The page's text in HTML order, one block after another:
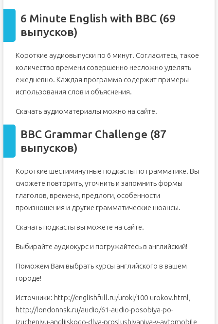
6 Minute English with BBC (69
выпусков)
Короткие аудиовыпуски по 6 минут. Согласитесь, такое
количество времени совершенно несложно уделять
ежедневно. Каждая программа содержит примеры
использования слов и объяснения.
Скачать аудиоматериалы можно на сайте.
BBC Grammar Challenge (87
выпусков)
Короткие шестиминутные подкасты по грамматике. Вы
сможете повторить, уточнить и запомнить формы
глаголов, времена, предлоги, особенности
произношения и другие грамматические нюансы.
Скачать подкасты вы можете на сайте.
Выбирайте аудиокурс и погружайтесь в английский!
Поможем Вам выбрать курсы английского в вашем
городе!
Источники: http://englishfull.ru/uroki/100-urokov.html,
http://londonnsk.ru/audio/61-audio-posobiya-po-
izucheniyu-anglijskogo-dlya-proslushivaniya-v-avtomobile,